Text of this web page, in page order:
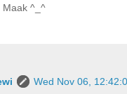
Maak ^_^
Wed Nov 06,